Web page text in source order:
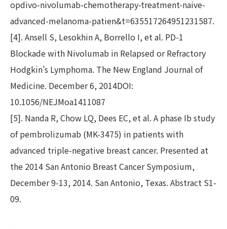
opdivo-nivolumab-chemotherapy-treatment-naive-
advanced-melanoma-patien&t=635517264951231587.
[4]. Ansell S, Lesokhin A, Borrello I, et al. PD-1
Blockade with Nivolumab in Relapsed or Refractory
Hodgkin’s Lymphoma. The New England Journal of
Medicine. December 6, 2014DOI:
10.1056/NEJMoa1411087
[5]. Nanda R, Chow LQ, Dees EC, et al. A phase Ib study
of pembrolizumab (MK-3475) in patients with
advanced triple-negative breast cancer. Presented at
the 2014 San Antonio Breast Cancer Symposium,
December 9-13, 2014. San Antonio, Texas. Abstract S1-
09.